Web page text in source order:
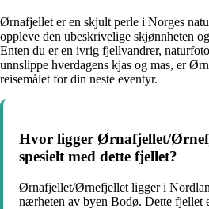
Ørnafjellet er en skjult perle i Norges
oppleve den ubeskrivelige skjønnheten
Enten du er en ivrig fjellvandrer,
unnslippe hverdagens kjas og mas, er
reisemålet for din neste eventyr.
Hvor ligger Ørnafjellet/
spesielt med dette fjellet?
Ørnafjellet/Ørnefjellet ligger i
nærheten av byen Bodø. Dette fjellet